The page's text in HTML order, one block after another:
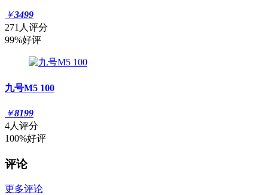
￥3499
271人评分
99%好评
九号M5 100
￥8199
4人评分
100%好评
评论
更多评论